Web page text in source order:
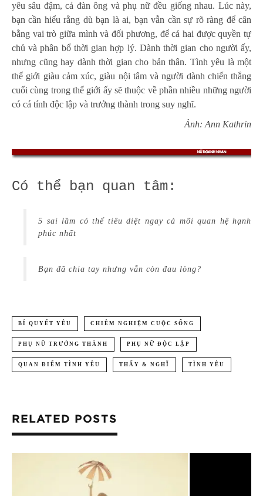
yêu sâu đậm, cả đàn ông và phụ nữ đều giống nhau. Lúc này,
bạn cần hiểu rằng dù bạn là ai, bạn vẫn cần sự rõ ràng để cân
bằng vai trò giữa mình và đối phương, để cả hai được quyền tự
chủ và phân bổ thời gian hợp lý. Dành thời gian cho người ấy,
nhưng cũng hay dành thời gian cho bản thân. Tình yêu là một
thế giới giàu cảm xúc, giàu nội tâm và người dành chiến thắng
cuối cùng trong thế giới ấy sẽ thuộc về phần nhiều những người
có cá tính độc lập và trưởng thành trong suy nghĩ.
Ảnh: Ann Kathrin
Có thể bạn quan tâm:
5 sai lầm có thể tiêu diệt ngay cả mối quan hệ hạnh
phúc nhất
Bạn đã chia tay nhưng vẫn còn đau lòng?
BÍ QUYẾT YÊU CHIÊM NGHIỆM CUỘC SỐNG
PHỤ NỮ TRƯỞNG THÀNH PHỤ NỮ ĐỘC LẬP
QUAN ĐIỂM TÌNH YÊU THẤY & NGHĨ TÌNH YÊU
RELATED POSTS